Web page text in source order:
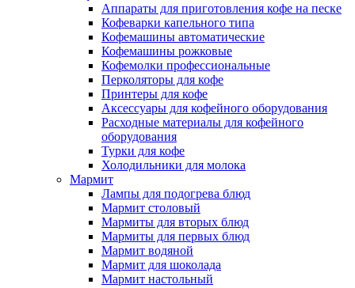
Аппараты для приготовления кофе на песке
Кофеварки капельного типа
Кофемашины автоматические
Кофемашины рожковые
Кофемолки профессиональные
Перколяторы для кофе
Принтеры для кофе
Аксессуары для кофейного оборудования
Расходные материалы для кофейного
оборудования
Турки для кофе
Холодильники для молока
Мармит
Лампы для подогрева блюд
Мармит столовый
Мармиты для вторых блюд
Мармиты для первых блюд
Мармит водяной
Мармит для шоколада
Мармит настольный